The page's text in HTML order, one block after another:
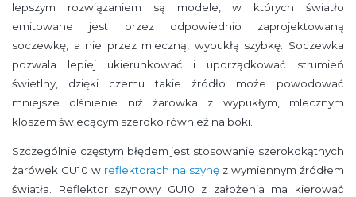
lepszym rozwiązaniem są modele, w których światło
emitowane jest przez odpowiednio zaprojektowaną
soczewkę, a nie przez mleczną, wypukłą szybkę. Soczewka
pozwala lepiej ukierunkować i uporządkować strumień
świetlny, dzięki czemu takie źródło może powodować
mniejsze olśnienie niż żarówka z wypukłym, mlecznym
kloszem świecącym szeroko również na boki.
Szczególnie częstym błędem jest stosowanie szerokokątnych
żarówek GU10 w reflektorach na szynę z wymiennym źródłem
światła. Reflektor szynowy GU10 z założenia ma kierować